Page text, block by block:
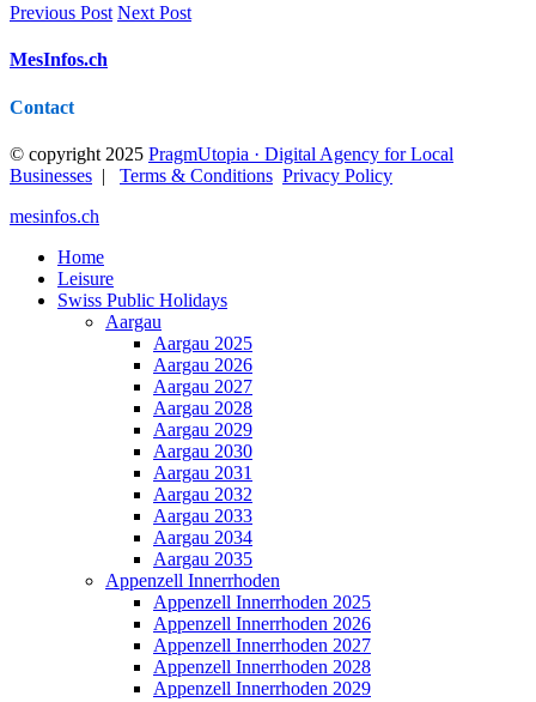
Previous Post Next Post
MesInfos.ch
Contact
© copyright 2025 PragmUtopia · Digital Agency for Local
Businesses | Terms & Conditions Privacy Policy
mesinfos.ch
Home
Leisure
Swiss Public Holidays
Aargau
Aargau 2025
Aargau 2026
Aargau 2027
Aargau 2028
Aargau 2029
Aargau 2030
Aargau 2031
Aargau 2032
Aargau 2033
Aargau 2034
Aargau 2035
Appenzell Innerrhoden
Appenzell Innerrhoden 2025
Appenzell Innerrhoden 2026
Appenzell Innerrhoden 2027
Appenzell Innerrhoden 2028
Appenzell Innerrhoden 2029